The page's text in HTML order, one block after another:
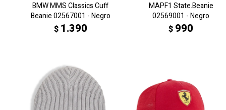
BMW MMS Classics Cuff
Beanie 02567001 - Negro
$ 1.390
MAPF1 State.Beanie
02569001 - Negro
$ 990